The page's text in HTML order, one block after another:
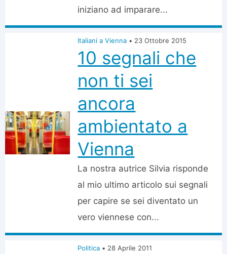
iniziano ad imparare...
Italiani a Vienna • 23 Ottobre 2015
10 segnali che
non ti sei
ancora
ambientato a
Vienna
La nostra autrice Silvia risponde
al mio ultimo articolo sui segnali
per capire se sei diventato un
vero viennese con...
Politica • 28 Aprile 2011